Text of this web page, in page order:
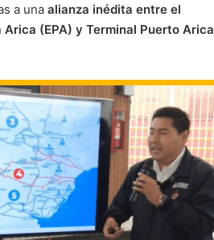
a una alianza inédita entre el
(EPA) y Terminal Puerto Arica